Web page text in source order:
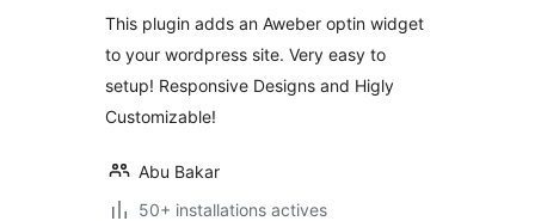
This plugin adds an Aweber optin widget
to your wordpress site. Very easy to
setup! Responsive Designs and Higly
Customizable!
Abu Bakar
50+ installations actives